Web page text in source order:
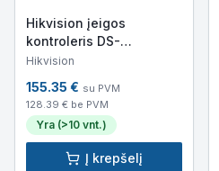
Hikvision įeigos
kontroleris DS-
K2624X(P)
Hikvision
155.35 € su PVM
128.39 € be PVM
Yra (>10 vnt.)
Į krepšelį